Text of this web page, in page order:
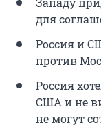
для
Россия и
против
Россия
США и не
не могут